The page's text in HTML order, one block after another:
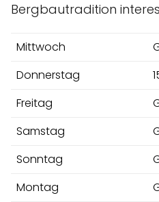
Bergbautradition
Mittwoch
Donnerstag
Freitag
Samstag
Sonntag
Montag